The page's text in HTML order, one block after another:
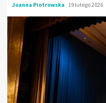
Joanna Piotrowska 19 lutego 2026